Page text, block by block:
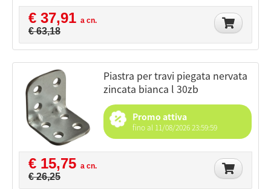
€ 37,91 a cn.
€ 63,18
piastra per travi piegata nervata
zincata bianca l 30zb
Promo attiva
fino al 11/08/2026 23:59:59
€ 15,75 a cn.
€ 26,25